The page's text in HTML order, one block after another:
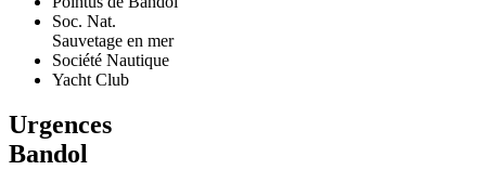
Soc. Nat.
Sauvetage en mer
Société Nautique
Yacht Club
Urgences
Bandol